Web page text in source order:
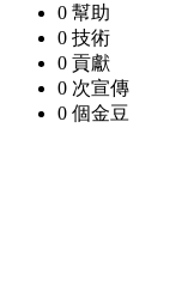
0 幫助
0 技術
0 貢獻
0 次宣傳
0 個金豆